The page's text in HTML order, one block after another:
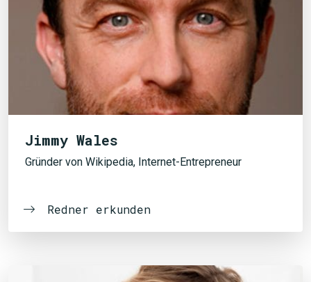
Jimmy Wales
Gründer von Wikipedia, Internet-Entrepreneur
Redner erkunden